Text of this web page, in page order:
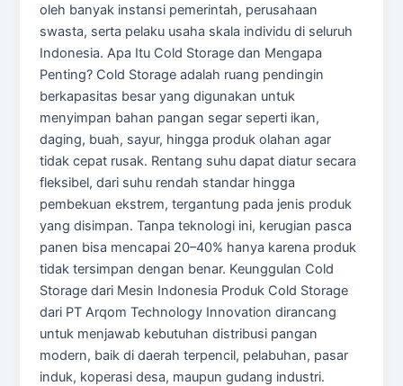
oleh banyak instansi pemerintah, perusahaan
swasta, serta pelaku usaha skala individu di seluruh
Indonesia. Apa Itu Cold Storage dan Mengapa
Penting? Cold Storage adalah ruang pendingin
berkapasitas besar yang digunakan untuk
menyimpan bahan pangan segar seperti ikan,
daging, buah, sayur, hingga produk olahan agar
tidak cepat rusak. Rentang suhu dapat diatur secara
fleksibel, dari suhu rendah standar hingga
pembekuan ekstrem, tergantung pada jenis produk
yang disimpan. Tanpa teknologi ini, kerugian pasca
panen bisa mencapai 20–40% hanya karena produk
tidak tersimpan dengan benar. Keunggulan Cold
Storage dari Mesin Indonesia Produk Cold Storage
dari PT Arqom Technology Innovation dirancang
untuk menjawab kebutuhan distribusi pangan
modern, baik di daerah terpencil, pelabuhan, pasar
induk, koperasi desa, maupun gudang industri.